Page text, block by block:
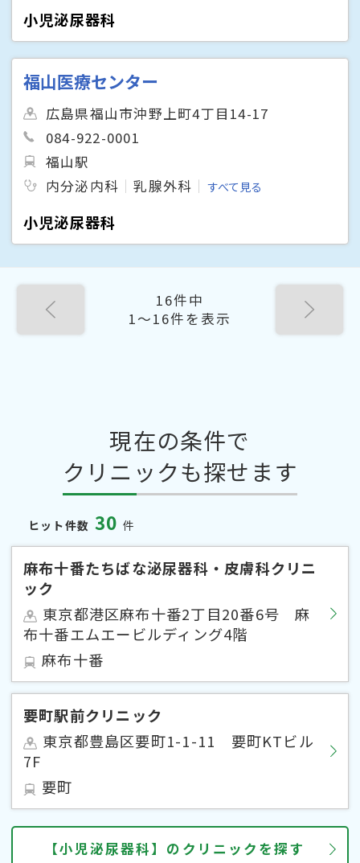
小児泌尿器科
福山医療センター
広島県福山市沖野上町4丁目14-17
084-922-0001
福山駅
内分泌内科
乳腺外科 すべて見る
小児泌尿器科
16件中
1〜16件を表示
現在の条件で
クリニックも探せます
ヒット件数 30 件
麻布十番たちばな泌尿器科・皮膚科クリニ
ック
東京都港区麻布十番2丁目20番6号 麻
布十番エムエービルディング4階
麻布十番
要町駅前クリニック
東京都豊島区要町1-1-11 要町KTビル
7F
要町
【小児泌尿器科】のクリニックを探す